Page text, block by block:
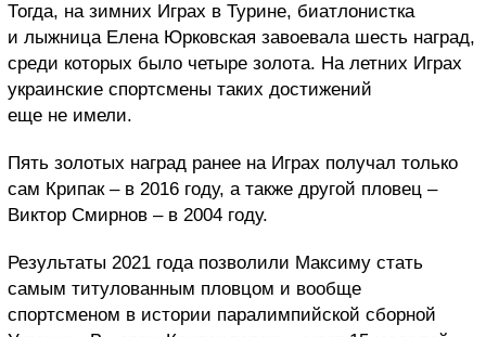
Тогда, на зимних Играх в Турине, биатлонистка
и лыжница Елена Юрковская завоевала шесть наград,
среди которых было четыре золота. На летних Играх
украинские спортсмены таких достижений
еще не имели.
Пять золотых наград ранее на Играх получал только
сам Крипак – в 2016 году, а также другой пловец –
Виктор Смирнов – в 2004 году.
Результаты 2021 года позволили Максиму стать
самым титулованным пловцом и вообще
спортсменом в истории паралимпийской сборной